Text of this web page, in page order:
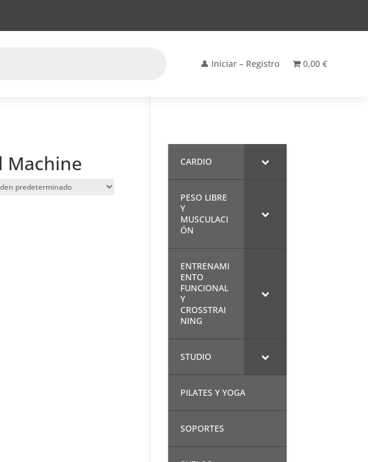
👤 Iniciar – Registro 0,00 €
Machine CARDIO
PESO LIBRE
Y
MUSCULACI
ÓN
ENTRENAMI
ENTO
FUNCIONAL
Y
CROSSTRAI
NING
STUDIO
PILATES Y YOGA
SOPORTES